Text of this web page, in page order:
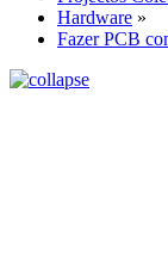
Hardware »
Fazer PCB